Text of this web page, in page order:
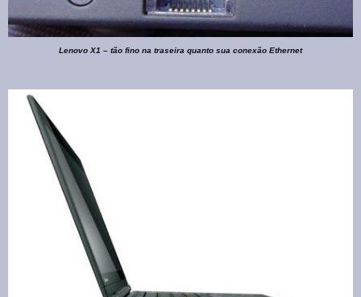
Lenovo X1 – tão fino na traseira quanto sua conexão Ethernet